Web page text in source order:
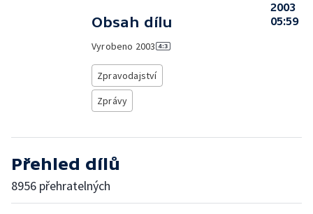
Obsah dílu
Vyrobeno 2003
Zpravodajství
Zprávy
2003
05:59
Přehled dílů
8956 přehratelných